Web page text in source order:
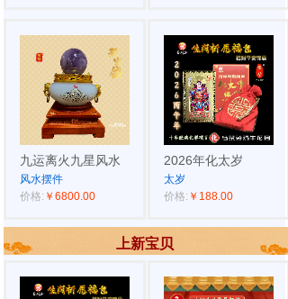
上新宝贝
九运离火九星风水
风水摆件
价格: ￥6800.00
2026年化太岁
太岁
价格: ￥188.00